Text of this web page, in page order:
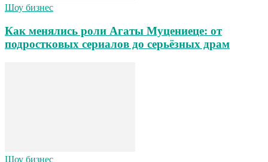
Шоу бизнес
Как менялись роли Агаты Муцениеце: от
подростковых сериалов до серьёзных драм
Шоу бизнес